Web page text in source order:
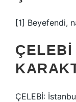
[1] Beyefendi,
ÇELEBİ: